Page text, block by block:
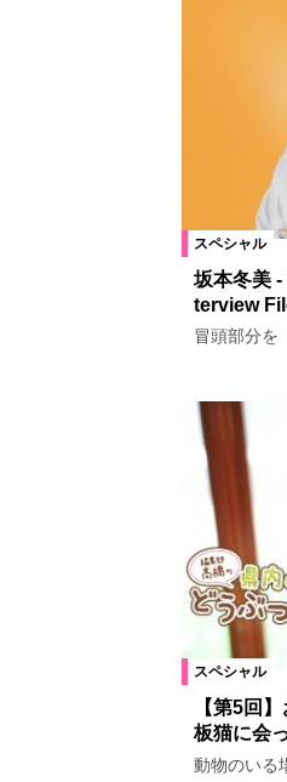
スペシャル
坂本冬美
terview
冒頭部分を
スペシャル
【第5回
板猫に会
動物のいる